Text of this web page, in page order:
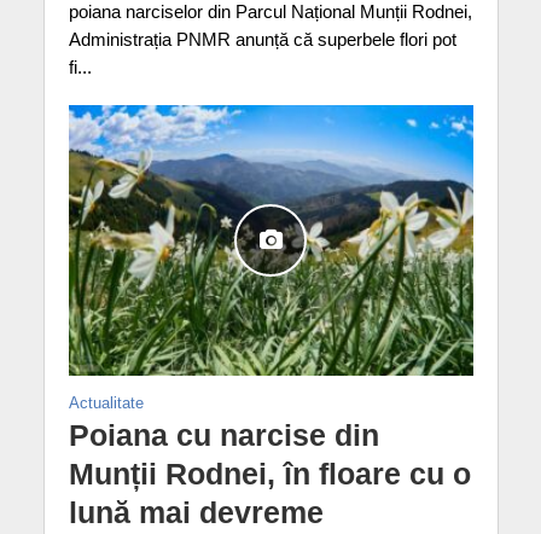
poiana narciselor din Parcul Național Munții Rodnei,
Administrația PNMR anunță că superbele flori pot
fi...
Actualitate
Poiana cu narcise din
Munții Rodnei, în floare cu o
lună mai devreme